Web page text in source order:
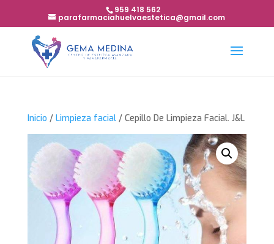
959 418 562
parafarmaciahuelvaestetica@gmail.com
Inicio / Limpieza facial/ Cepillo De Limpieza Facial. J&L